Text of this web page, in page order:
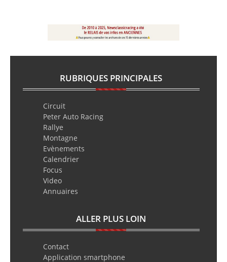
RUBRIQUES PRINCIPALES
Circuit
Peter Auto Racing
Rallye
Montagne
Evènements
Calendrier
Focus
Video
Annuaires
ALLER PLUS LOIN
Contact
Application smartphone